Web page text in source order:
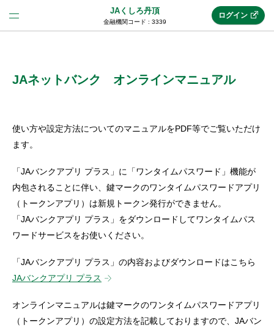
JAくしろ丹頂
金融機関コード : 3339
(法人JAネットバンク)
JAネットバンクトップ
メリット
セキュリティ
使い方
ログイン
JAネットバンク オンラインマニュアル
使い方や設定方法についてのマニュアルをPDF等でご覧いただけ
ます。
「JAバンクアプリ プラス」に「ワンタイムパスワード」機能が
内包されることに伴い、鍵マークのワンタイムパスワードアプリ
（トークンアプリ）は新規トークン発行ができません。
「JAバンクアプリ プラス」をダウンロードしてワンタイムパス
ワードサービスをお使いください。
「JAバンクアプリ プラス」の内容およびダウンロードはこちら
JAバンクアプリ プラス
オンラインマニュアルは鍵マークのワンタイムパスワードアプリ
（トークンアプリ）の設定方法を記載しておりますので、JAバン